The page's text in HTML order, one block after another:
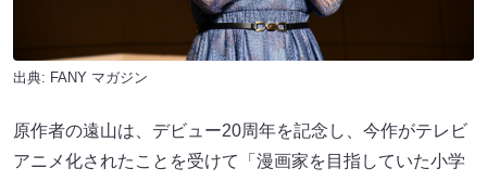
出典: FANY マガジン
原作者の遠山は、デビュー20周年を記念し、今作がテレビ
アニメ化されたことを受けて「漫画家を目指していた小学